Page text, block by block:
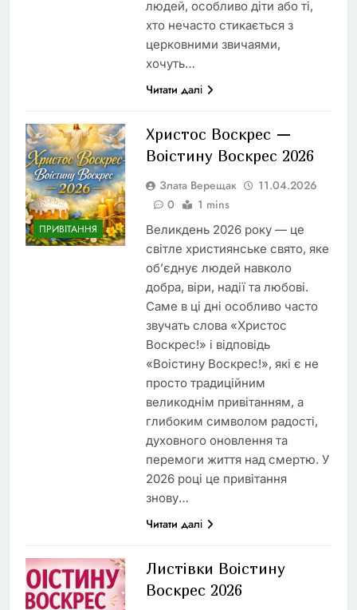
людей, особливо діти або ті,
хто нечасто стикається з
церковними звичаями,
хочуть…
Читати далі
ПРИВІТАННЯ
Христос Воскрес —
Воістину Воскрес 2026
Злата Верещак
11.04.2026
0
1 mins
Великдень 2026 року — це
світле християнське свято, яке
об’єднує людей навколо
добра, віри, надії та любові.
Саме в ці дні особливо часто
звучать слова «Христос
Воскрес!» і відповідь
«Воістину Воскрес!», які є не
просто традиційним
великоднім привітанням, а
глибоким символом радості,
духовного оновлення та
перемоги життя над смертю. У
2026 році це привітання
знову…
Читати далі
Листівки Воістину
Воскрес 2026